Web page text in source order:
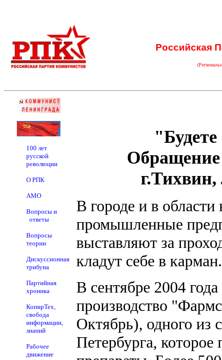
Российская
100 лет
русской
революции
О РПК
АМО
Вопросы и
ответы
Вопросы
теории
Дискуссионная
трибуна
Партийная
хроника
КопирТех,
свобода
информации,
знаний
Рабочее
движение
г.Тихвин,
В городе и в области
промышленные
выставляют за
кладут себе в карман.
В сентябре 2004
производство
Октябрь), одного из
Петербурга,